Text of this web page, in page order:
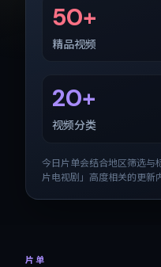
50+
精品视频
20+
视频分类
今日片单会结合地区筛选与
片电视剧 」高度相关的更新
片单